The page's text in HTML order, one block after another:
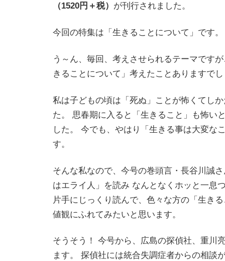
（1520円＋税） が刊行されました。
今回の特集は「生きることについて」です。
う～ん、毎回、考えさせられるテーマです
きることについて」考えたことありますで
私は子どもの頃は「死ぬ」ことが怖くてし
た。 思春期に入ると「生きること」も怖い
した。 今でも、やはり「生きる事は大変な
す。
そんな私なので、今号の巻頭言・長谷川誠
はエライ人」を読み なんとなくホッと一息
片手にじっくり読んで、色々な方の「生き
値観にふれてみたいと思います。
そうそう！ 今号から、広島の探偵社、重川
ます。 探偵社には統合失調症者からの相談